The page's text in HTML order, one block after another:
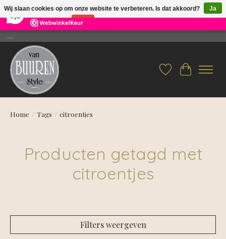
26 Reviews ×
....
Verlanglijst
Home / Tags / citroentjes
Producten getagd met
citroentjes
Filters weergeven
Wij slaan cookies op om onze website te verbeteren. Is dat akkoord?
Ja
Nee